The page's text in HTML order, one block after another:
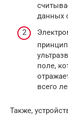
данных
поле,
всего
Также,